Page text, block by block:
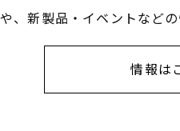
、新製品・イベントなど
情報は